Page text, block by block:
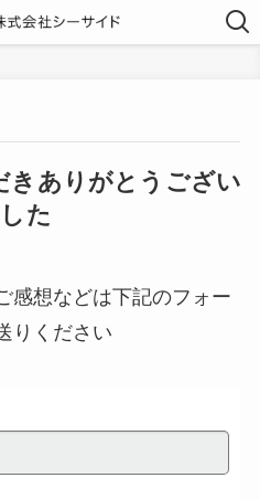
きありがとうござい
た
感想などは下記のフォー
りください